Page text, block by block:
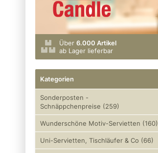
Über 6.000 Artikel
ab Lager lieferbar
Kategorien
Sonderposten -
Schnäppchenpreise (259)
Wunderschöne Motiv-Servietten (160)
Uni-Servietten, Tischläufer & Co (66)